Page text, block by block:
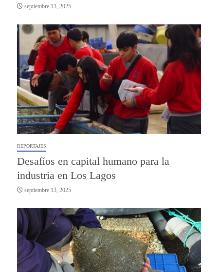
septiembre 13, 2025
REPORTAJES
Desafíos en capital humano para la
industria en Los Lagos
septiembre 13, 2025